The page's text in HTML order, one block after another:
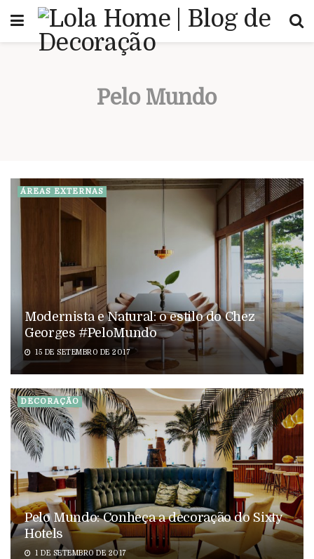
Pelo Mundo
ÁREAS EXTERNAS
Modernista e Natural: o estilo do Chez
Georges #PeloMundo
15 DE SETEMBRO DE 2017
DECORAÇÃO
Pelo Mundo: Conheça a decoração do Sixty
Hotels
1 DE SETEMBRO DE 2017